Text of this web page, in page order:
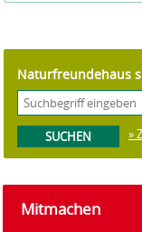
Naturfreundehaus
»
Mitmachen